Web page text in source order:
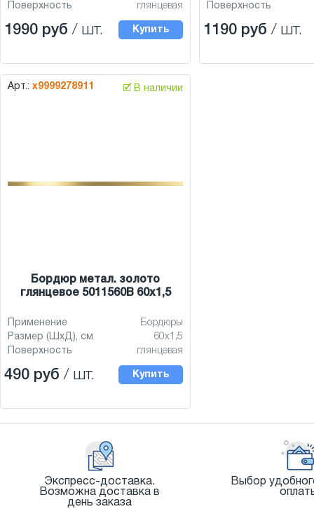
Поверхность
глянцевая
1990 руб / шт. Купить
Поверхность
1190 руб / шт.
Арт.: х9999278911 🗹 В наличии
Бордюр метал. золото
глянцевое 5011560В 60x1,5
Применение
Бордюры
Размер (ШхД), см
60x1,5
Поверхность
глянцевая
490 руб / шт. Купить
Экспресс-доставка.
Возможна доставка в
день заказа
Выбор